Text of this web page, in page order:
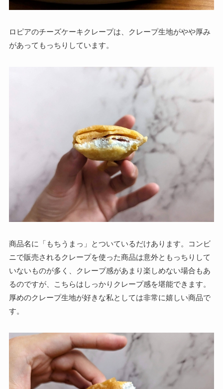
ロピアのチーズケーキクレープは、クレープ生地がやや厚み
があってもっちりしています。
商品名に「もちうまっ」とついているだけあります。コンビ
ニで販売されるクレープを使った商品は意外ともっちりして
いないものが多く、クレープ感があまり楽しめない場合もあ
るのですが、こちらはしっかりクレープ感を堪能できます。
厚めのクレープ生地が好きな私としては非常に嬉しい商品で
す。